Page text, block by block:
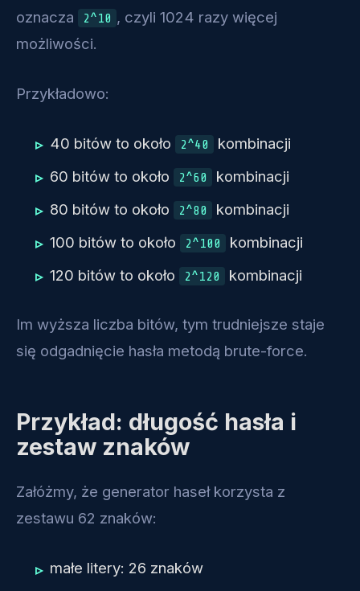
oznacza
2^10 , czyli 1024 razy więcej
możliwości.
Przykładowo:
40 bitów to około 2^40
kombinacji
60 bitów to około
2^60
kombinacji
80 bitów to około
2^80
kombinacji
100 bitów to około
2^100
kombinacji
120 bitów to około
2^120 kombinacji
Im wyższa liczba bitów, tym trudniejsze staje
się odgadnięcie hasła metodą brute-force.
Przykład: długość hasła i
zestaw znaków
Załóżmy, że generator haseł korzysta z
zestawu 62 znaków:
małe litery: 26 znaków